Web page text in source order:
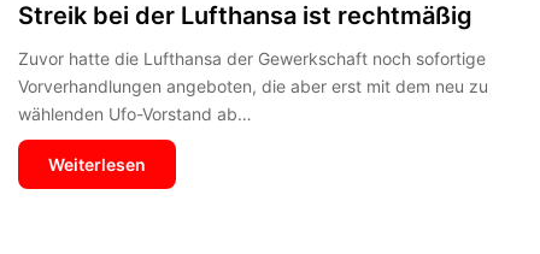
Streik bei der Lufthansa ist rechtmäßig
Zuvor hatte die Lufthansa der Gewerkschaft noch sofortige
Vorverhandlungen angeboten, die aber erst mit dem neu zu
wählenden Ufo-Vorstand ab…
Weiterlesen